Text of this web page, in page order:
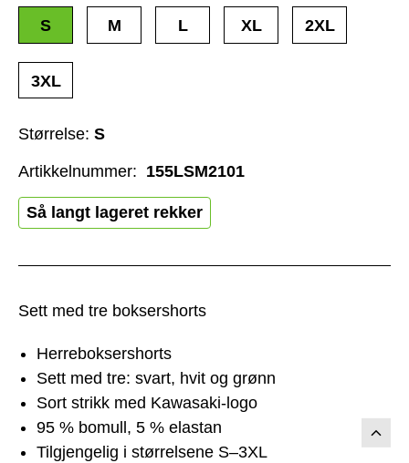
Sett med tre boksershorts
Herreboksershorts
Sett med tre: svart, hvit og grønn
Sort strikk med Kawasaki‑logo
95 % bomull, 5 % elastan
Tilgjengelig i størrelsene S–3XL
Størrelse: S
Så langt lageret rekker
S M L XL 2XL
3XL
Artikkelnummer: 155LSM2101